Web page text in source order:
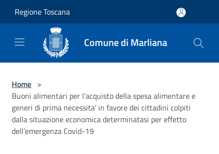
Regione Toscana
Comune di Marliana
Home >
Buoni alimentari per l’acquisto della spesa alimentare e
generi di prima necessita' in favore dei cittadini colpiti
dalla situazione economica determinatasi per effetto
dell’emergenza Covid-19